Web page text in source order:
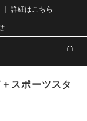
詳細はこちら
スポーツスタ